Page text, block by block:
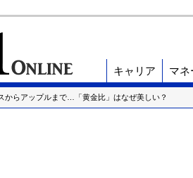
キャリア マネ
からアップルまで…「黄金比」はなぜ美しい？